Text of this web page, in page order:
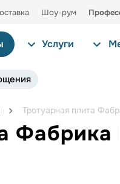
Шоу-рум
Услуги
Тротуарная плита